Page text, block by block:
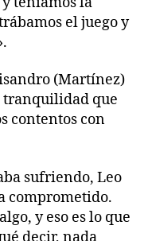
el juego y
(Martínez)
tranquilidad que
contentos con
sufriendo, Leo
comprometido.
y eso es lo que
decir, nada